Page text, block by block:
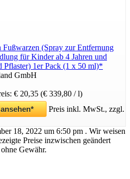
(Spray zur Entfernung
für Kinder ab 4 Jahren und
Pflaster) 1er Pack (1 x 50 ml)*
GmbH
€ 20,35 (€ 339,80 / l)
Preis inkl. MwSt., zzgl.
18, 2022 um 6:50 pm . Wir weisen
Preise inzwischen geändert
Gewähr.